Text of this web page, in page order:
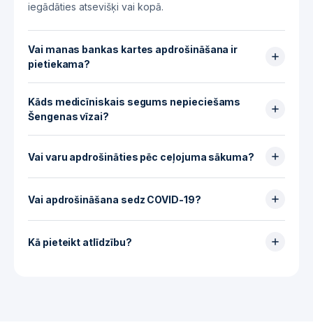
iegādāties atsevišķi vai kopā.
Vai manas bankas kartes apdrošināšana ir
pietiekama?
Bankas kartes apdrošināšana parasti piedāvā
pamata aizsardzību ar zemiem limitiem (parasti
30 000 € līdz 150 000 € medicīniskajiem
izdevumiem) un ierobežojumiem (samaksa ar
karti, maksimālais ilgums 90 dienas). Labākai
aizsardzībai, īpaši ilgiem ceļojumiem vai tāliem
apdrošināšana.
Kāds medicīniskais segums nepieciešams
Šengenas vīzai?
Obligāts ir minimālais segums 30 000 € apmērā
medicīniskajiem izdevumiem un repatriācijai,
Vai varu apdrošināties pēc ceļojuma sākuma?
Nē, apdrošināšana jāiegādājas pirms
izbraukšanas, parasti vismaz 24 līdz 48
Vai apdrošināšana sedz COVID-19?
Lielākajā daļā polišu ir iekļauts COVID-19
segums medicīniskajiem izdevumiem un
Kā pieteikt atlīdzību?